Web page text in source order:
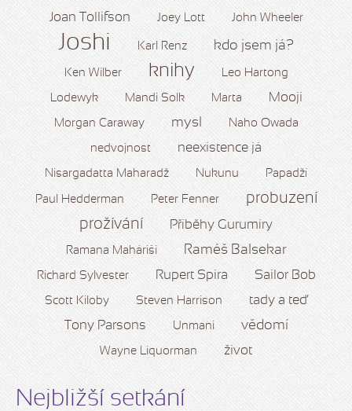
Joan Tollifson Joey Lott John Wheeler
Joshi Karl Renz kdo jsem já?
Ken Wilber knihy Leo Hartong
Lodewyk Mandi Solk Marta Mooji
Morgan Caraway mysl Naho Owada
nedvojnost neexistence já
Nisargadatta Maharadž Nukunu Papadží
Paul Hedderman Peter Fenner
probuzení
prožívání
Příběhy Gurumíry
Ramana Maháriši Raméš Balsekar
Richard Sylvester Rupert Spira Sailor Bob
Scott Kiloby Steven Harrison tady a teď
Tony Parsons Unmani vědomí
Wayne Liquorman život
Nejbližší setkání